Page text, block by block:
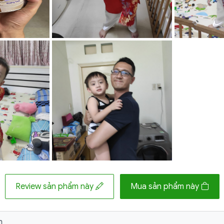
Review sản phẩm này Mua sản phẩm này